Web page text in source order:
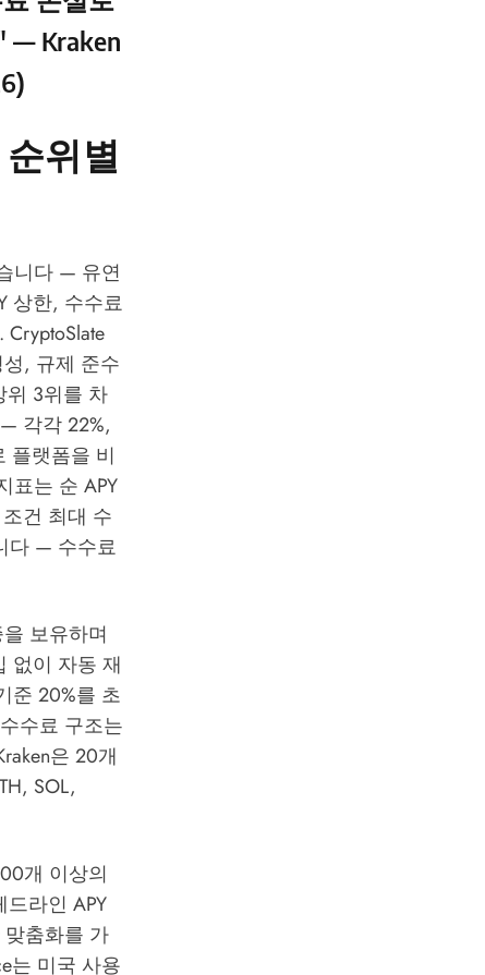
— Kraken
위별
니다 — 유연
상한, 수수료
CryptoSlate
, 규제 준수
위 3위를 차
각각 22%,
플랫폼을 비
표는 순 APY
건 최대 수
다 — 수수료
보유하며
없이 자동 재
준 20%를 초
수료 구조는
은 20개
SOL,
개 이상의
라인 APY
춤화를 가
는 미국 사용